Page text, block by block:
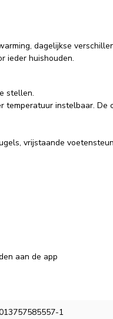
dagelijkse
ieder huishouden.
stellen.
temperatuur instelbaar.
vrijstaande
aan de app
1